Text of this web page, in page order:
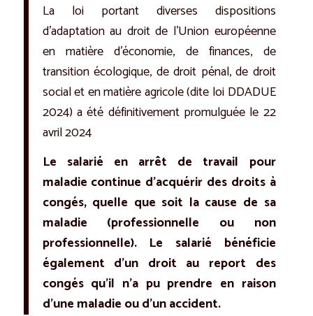
La loi portant diverses dispositions
d’adaptation au droit de l’Union européenne
en matière d’économie, de finances, de
transition écologique, de droit pénal, de droit
social et en matière agricole (dite loi DDADUE
2024) a été définitivement promulguée le 22
avril 2024
Le salarié en arrêt de travail pour
maladie continue d’acquérir des droits à
congés, quelle que soit la cause de sa
maladie (professionnelle ou non
professionnelle). Le salarié bénéficie
également d’un droit au report des
congés qu’il n’a pu prendre en raison
d’une maladie ou d’un accident.